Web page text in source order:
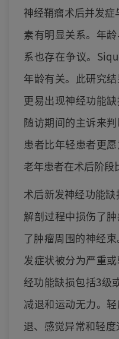
神经鞘瘤术后并发
素有明显关系。年
系也存在争议。
年龄有关。此研究
更易出现神经功能
随访期间的主诉来
患者比年轻患者更
老年患者在术后阶段
术后新发神经功能
解剖过程中损伤了
了肿瘤周围的神经
发症状被分为严重
经功能缺损包括3级
减退和运动无力。
退、感觉异常和轻